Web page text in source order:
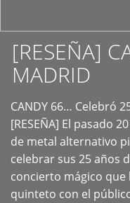
[RESEÑA]
MADRID
CANDY 66… Celebró
[RESEÑA] El pasado
de metal alternativo
celebrar sus 25 años
concierto mágico
quinteto con el